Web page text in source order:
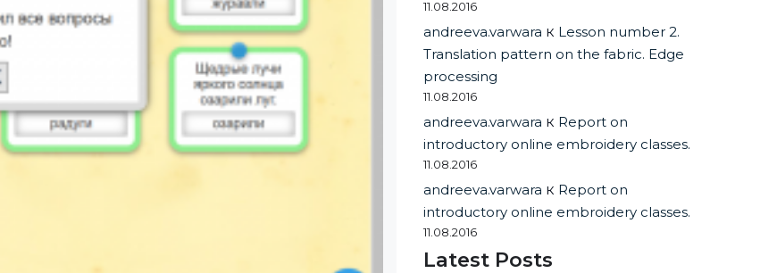
11.08.2016
andreeva.varwara к Lesson number 2.
Translation pattern on the fabric. Edge
processing
11.08.2016
andreeva.varwara к Report on
introductory online embroidery classes.
11.08.2016
andreeva.varwara к Report on
introductory online embroidery classes.
11.08.2016
Latest Posts